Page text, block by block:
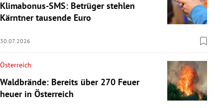
Klimabonus-SMS: Betrüger stehlen
Kärntner tausende Euro
30.07.2026
Österreich
Waldbrände: Bereits über 270 Feuer
heuer in Österreich